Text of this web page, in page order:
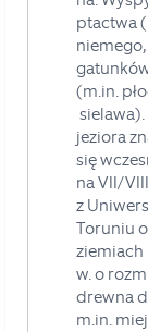
ptactwa
niemego,
(m.in.
sielawa).
jeziora
się
na VII/
z
Toruniu
ziemiach
w. o
drewna
m.in.